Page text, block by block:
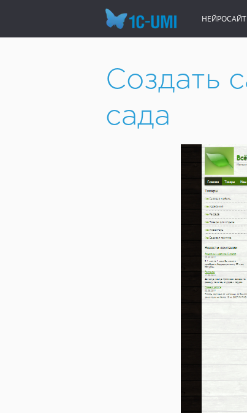
Создать сайт онлайн
Создать
сада